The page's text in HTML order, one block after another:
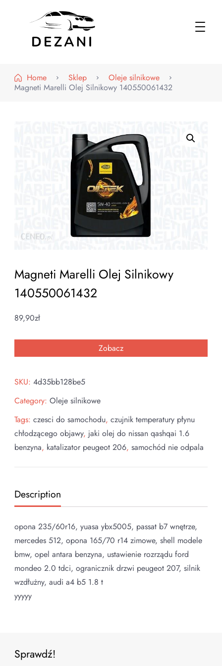
Home
Sklep
Oleje silnikowe
Magneti Marelli Olej Silnikowy 140550061432
Magneti Marelli Olej Silnikowy
140550061432
89,90zł
Zobacz
SKU: 4d35bb128be5
Category: Oleje silnikowe
Tags: czesci do samochodu, czujnik temperatury płynu
chłodzącego objawy, jaki olej do nissan qashqai 1.6
benzyna, katalizator peugeot 206, samochód nie odpala
Description
opona 235/60r16, yuasa ybx5005, passat b7 wnętrze,
mercedes 512, opona 165/70 r14 zimowe, shell modele
bmw, opel antara benzyna, ustawienie rozrządu ford
mondeo 2.0 tdci, ogranicznik drzwi peugeot 207, silnik
wzdłużny, audi a4 b5 1.8 t
yyyyy
Sprawdź!